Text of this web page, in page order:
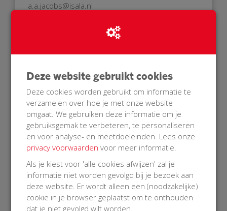
a.a.jacobs@isala.nl
buurt zo belangrijk is:
Deze website gebruikt cookies
Deze cookies worden gebruikt om informatie te
verzamelen over hoe je met onze website
omgaat. We gebruiken deze informatie om je
gebruiksgemak te verbeteren, te personaliseren
en voor analyse- en meetdoeleinden. Lees onze
privacy voorwaarden voor meer informatie.
Als je kiest voor 'alle cookies afwijzen' zal je
informatie niet worden gevolgd bij je bezoek aan
deze website. Er wordt alleen een (noodzakelijke)
cookie in je browser geplaatst om te onthouden
dat je niet gevolgd wilt worden.